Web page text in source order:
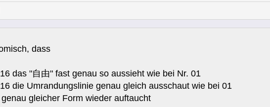
dass
das "自由" fast genau so aussieht wie bei Nr. 01
die Umrandungslinie genau gleich ausschaut wie bei 01
gleicher Form wieder auftaucht